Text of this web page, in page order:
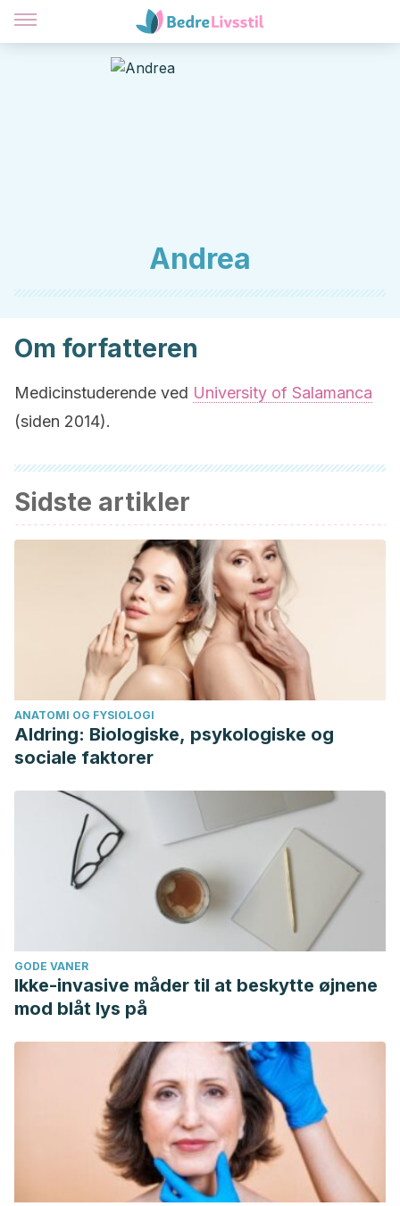
Andrea
Om forfatteren
Medicinstuderende ved University of Salamanca
(siden 2014).
Sidste artikler
ANATOMI OG FYSIOLOGI
Aldring: Biologiske, psykologiske og
sociale faktorer
GODE VANER
Ikke-invasive måder til at beskytte øjnene
mod blåt lys på